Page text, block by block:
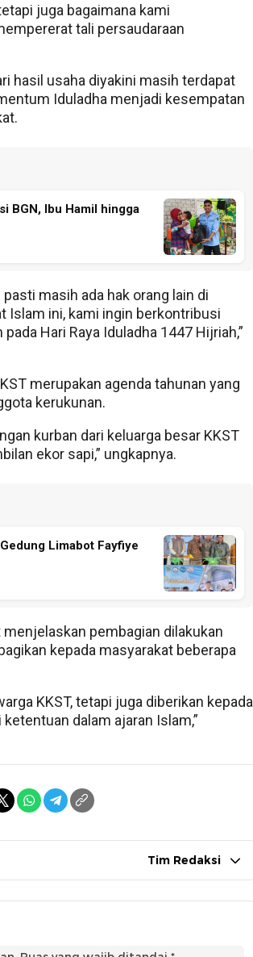
juga bagaimana kami
tali persaudaraan
hasil usaha diyakini masih terdapat
Iduladha menjadi kesempatan
BGN, Ibu Hamil hingga
masih ada hak orang lain di
Islam ini, kami ingin berkontribusi
Hari Raya Iduladha 1447 Hijriah,”
merupakan agenda tahunan yang
kerukunan.
kurban dari keluarga besar KKST
ekor sapi,” ungkapnya.
Limabot Fayfiye
pembagian dilakukan
kepada masyarakat beberapa
KKST, tetapi juga diberikan kepada
dalam ajaran Islam,”
Tim Redaksi